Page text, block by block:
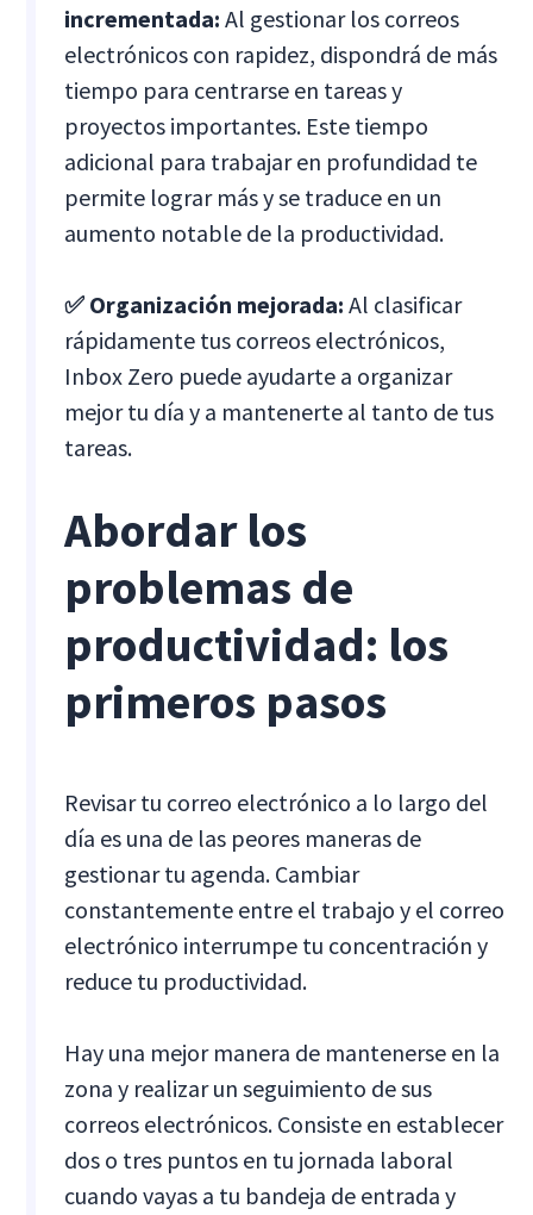
incrementada:Al gestionar los correos
electrónicos con rapidez, dispondrá de más
tiempo para centrarse en tareas y
proyectos importantes. Este tiempo
adicional para trabajar en profundidad te
permite lograr más y se traduce en un
aumento notable de la productividad.
✅ Organización mejorada: Al clasificar
rápidamente tus correos electrónicos,
Inbox Zero puede ayudarte a organizar
mejor tu día y a mantenerte al tanto de tus
tareas.
Abordar los
problemas de
productividad: los
primeros pasos
Revisar tu correo electrónico a lo largo del
día es una de las peores maneras de
gestionar tu agenda. Cambiar
constantemente entre el trabajo y el correo
electrónico interrumpe tu concentración y
reduce tu productividad.
Hay una mejor manera de mantenerse en la
zona y realizar un seguimiento de sus
correos electrónicos. Consiste en establecer
dos o tres puntos en tu jornada laboral
cuando vayas a tu bandeja de entrada y